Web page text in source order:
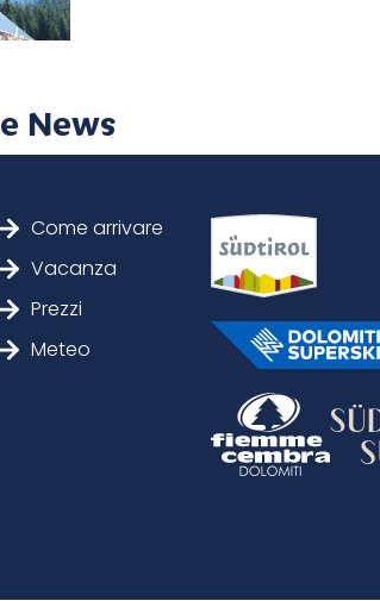
News
Come arrivare
Vacanza
Prezzi
Meteo